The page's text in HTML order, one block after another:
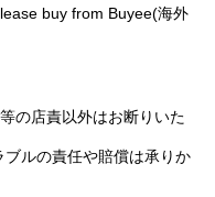
buy from Buyee(海外
の店責以外はお断りいた
ルの責任や賠償は承りか